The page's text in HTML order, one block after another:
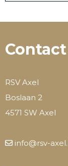
Contact
RSV Axel
Boslaan 2
4571 SW Axel
info@rsv-